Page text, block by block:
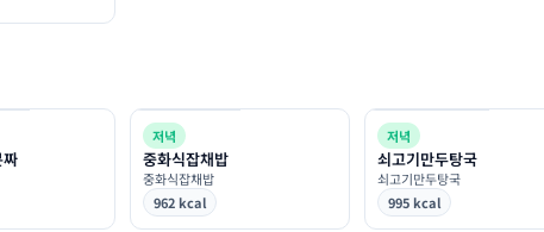
저녁
중화식잡채밥
중화식잡채밥
962 kcal
저녁
쇠고기만두탕국
쇠고기만두탕국
995 kcal